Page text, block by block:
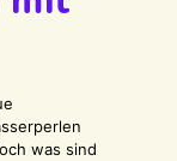
was sind